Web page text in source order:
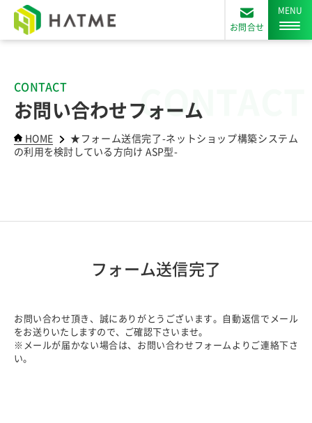
お問合せ
CONTACT
お問い合わせフォーム
HOME
★フォーム送信完了-ネットショップ構築システム
の利用を検討している方向け ASP型-
CONTACT
フォーム送信完了
お問い合わせ頂き、誠にありがとうございます。自動返信でメール
をお送りいたしますので、ご確認下さいませ。
※メールが届かない場合は、お問い合わせフォームよりご連絡下さ
い。